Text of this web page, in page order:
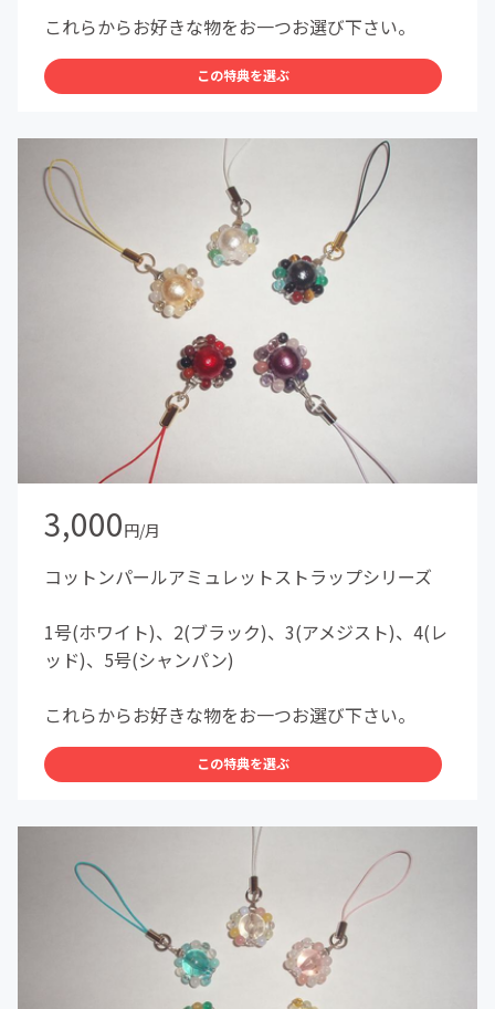
これらからお好きな物をお一つお選び下さい。
この特典を選ぶ
3,000円/月
コットンパールアミュレットストラップシリーズ
1号(ホワイト)、2(ブラック)、3(アメジスト)、4(レ
ッド)、5号(シャンパン)
これらからお好きな物をお一つお選び下さい。
この特典を選ぶ